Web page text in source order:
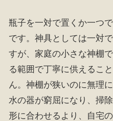
瓶子を一対で置くか一つ
です。神具としては一対
すが、家庭の小さな神棚
る範囲で丁寧に供えるこ
ん。神棚が狭いのに無理
水の器が窮屈になり、掃
形に合わせるより、自宅